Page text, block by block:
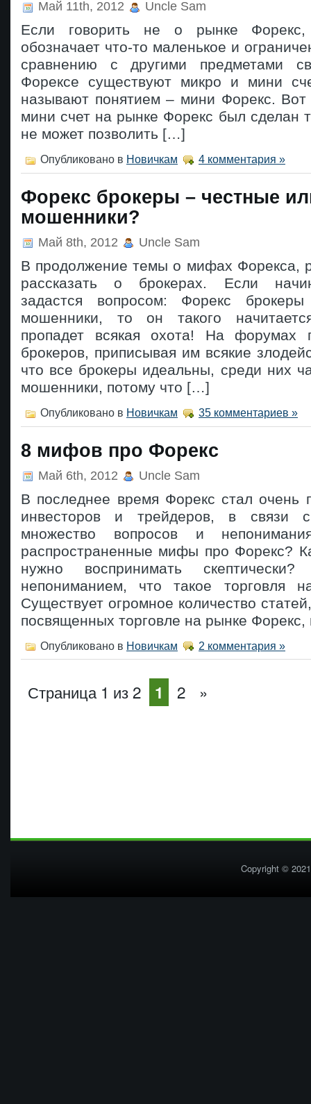
Май 11th, 2012 Uncle Sam
Если говорить не о рынке
обозначает что-то маленькое и
сравнению с другими предметами
Форексе существуют микро и мини
называют понятием – мини Форекс. Вот
мини счет на рынке Форекс был сделан
не может позволить […]
Опубликовано в Новичкам 4 комментария »
Форекс брокеры – честные
мошенники?
Май 8th, 2012 Uncle Sam
В продолжение темы о мифах Форекса,
рассказать о брокерах. Если
задастся вопросом: Форекс
мошенники, то он такого
пропадет всякая охота! На форумах
брокеров, приписывая им всякие
что все брокеры идеальны, среди них
мошенники, потому что […]
Опубликовано в Новичкам 35 комментариев »
8 мифов про Форекс
Май 6th, 2012 Uncle Sam
В последнее время Форекс стал очень
инвесторов и трейдеров, в связи
множество вопросов и
распространенные мифы про Форекс?
нужно воспринимать
непониманием, что такое торговля
Существует огромное количество
посвященных торговле на рынке
Опубликовано в Новичкам 2 комментария »
Страница 1 из 2 1 2 »
Copyright ©